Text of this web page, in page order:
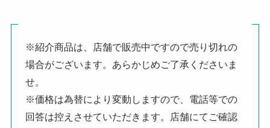
※紹介商品は、店舗で販売中ですので売り切れの
場合がございます。あらかじめご了承くださいま
せ。
※価格は為替により変動しますので、電話等での
回答は控えさせていただきます。店舗にてご確認